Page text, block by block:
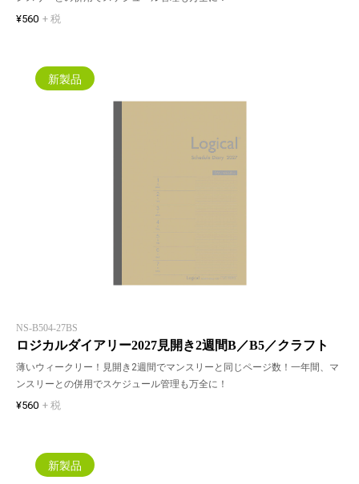
¥560 + 税
新製品
NS-B504-27BS
ロジカルダイアリー2027見開き2週間B／B5／クラフト
薄いウィークリー！見開き2週間でマンスリーと同じページ数！一年間、マ
ンスリーとの併用でスケジュール管理も万全に！
¥560 + 税
新製品